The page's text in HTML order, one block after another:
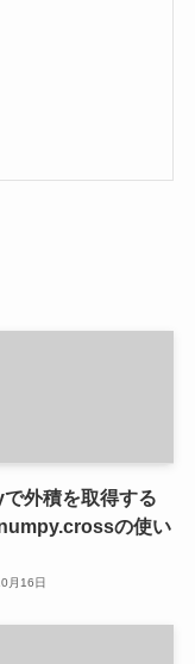
外積を取得する
の使い
月16日